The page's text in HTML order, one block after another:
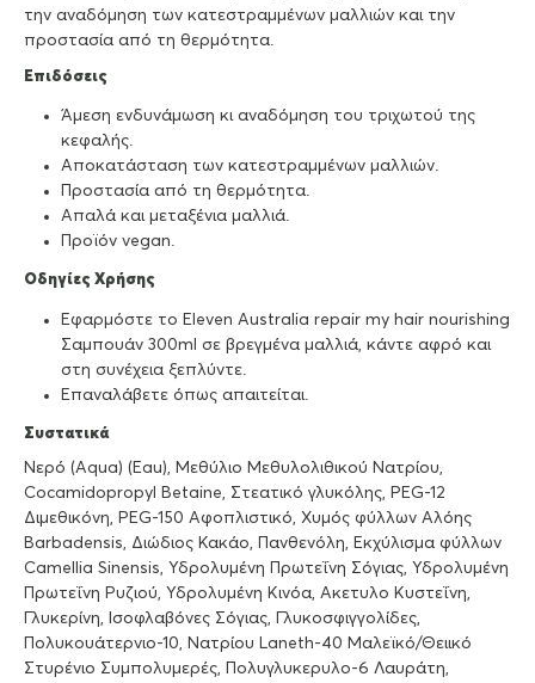
την αναδόμηση των κατεστραμμένων μαλλιών και την
προστασία από τη θερμότητα.
Επιδόσεις
Άμεση ενδυνάμωση κι αναδόμηση του τριχωτού της
κεφαλής.
Αποκατάσταση των κατεστραμμένων μαλλιών.
Προστασία από τη θερμότητα.
Απαλά και μεταξένια μαλλιά.
Προϊόν vegan.
Οδηγίες Χρήσης
Εφαρμόστε το Eleven Australia repair my hair nourishing
Σαμπουάν 300ml σε βρεγμένα μαλλιά, κάντε αφρό και
στη συνέχεια ξεπλύντε.
Επαναλάβετε όπως απαιτείται.
Συστατικά
Νερό (Aqua) (Eau), Μεθύλιο Μεθυλολιθικού Νατρίου,
Cocamidopropyl Betaine, Στεατικό γλυκόλης, PEG-12
Διμεθικόνη, PEG-150 Αφοπλιστικό, Χυμός φύλλων Αλόης
Barbadensis, Διώδιος Κακάο, Πανθενόλη, Εκχύλισμα φύλλων
Camellia Sinensis, Υδρολυμένη Πρωτεΐνη Σόγιας, Υδρολυμένη
Πρωτεΐνη Ρυζιού, Υδρολυμένη Κινόα, Ακετυλο Κυστεΐνη,
Γλυκερίνη, Ισοφλαβόνες Σόγιας, Γλυκοσφιγγολίδες,
Πολυκουάτερνιο-10, Νατρίου Laneth-40 Μαλεϊκό/Θειικό
Στυρένιο Συμπολυμερές, Πολυγλυκερυλο-6 Λαυράτη,